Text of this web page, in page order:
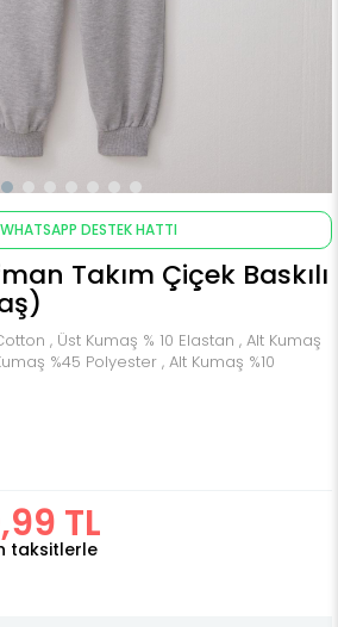
WHATSAPP DESTEK HATTI
Takım Çiçek Baskılı
, Üst Kumaş % 10 Elastan , Alt Kumaş
%45 Polyester , Alt Kumaş %10
TL
taksitlerle